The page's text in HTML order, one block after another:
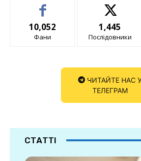
10,052
Фани
1,445
Послідовники
ЧИТАЙТЕ НАС
ТЕЛЕГРАМ
СТАТТІ